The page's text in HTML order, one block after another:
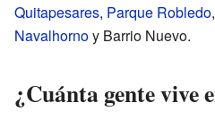
Quitapesares, Parque Robledo,
Navalhornoy Barrio Nuevo.
¿Cuánta gente vive